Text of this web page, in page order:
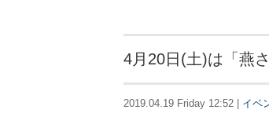
4月20日(土)は「燕
2019.04.19 Friday 12:52 | イベ